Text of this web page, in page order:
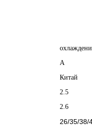
А
Китай
2.5
2.6
26/35/38/